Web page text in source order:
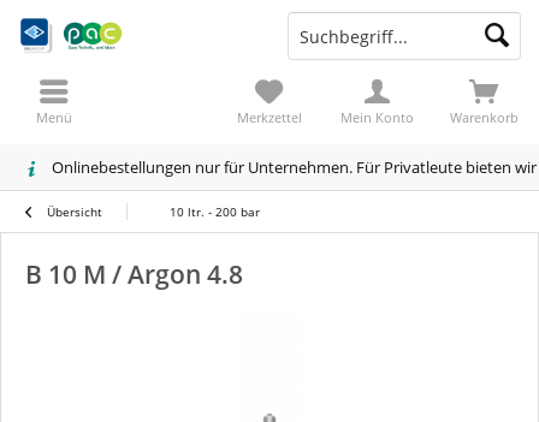
Onlinebestellungen nur für Unternehmen. Für Privatleute bieten
Warenkorb
Merkzettel Mein Konto
Menü
Übersicht 10 ltr. - 200 bar
B 10 M / Argon 4.8